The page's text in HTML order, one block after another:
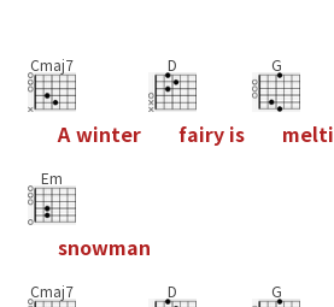
Cmaj7
A winter
D
fairy is
G
melti
Em
snowman
Cmaj7 D G